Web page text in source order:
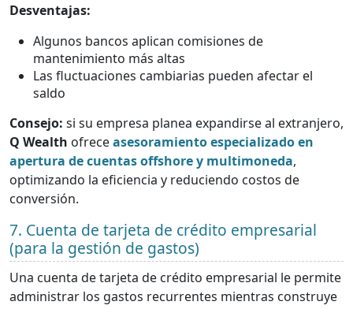
Desventajas:
Algunos bancos aplican comisiones de
mantenimiento más altas
Las fluctuaciones cambiarias pueden afectar el
saldo
Consejo: si su empresa planea expandirse al extranjero,
Q Wealth ofreceasesoramiento especializado en
apertura de cuentas offshore y multimoneda,
optimizando la eficiencia y reduciendo costos de
conversión.
7. Cuenta de tarjeta de crédito empresarial
(para la gestión de gastos)
Una cuenta de tarjeta de crédito empresarial le permite
administrar los gastos recurrentes mientras construye